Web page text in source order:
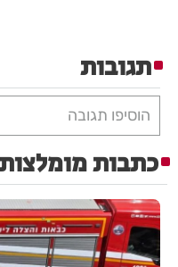
תגובות
הוסיפו תגובה
כתבות